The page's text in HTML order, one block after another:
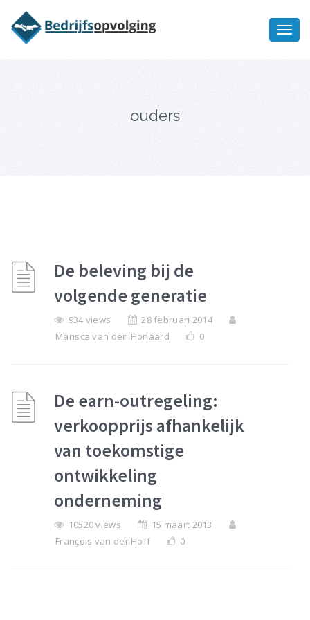
ouders
De beleving bij de
volgende generatie
934 views
28 februari 2014
Marisca van den Honaard
0
De earn-outregeling:
verkoopprijs afhankelijk
van toekomstige
ontwikkeling
onderneming
10520 views
15 maart 2013
François van der Hoff
0
bedrijfsopvolging voor fiscaal
juridisch advies
Ik wil meer informatie